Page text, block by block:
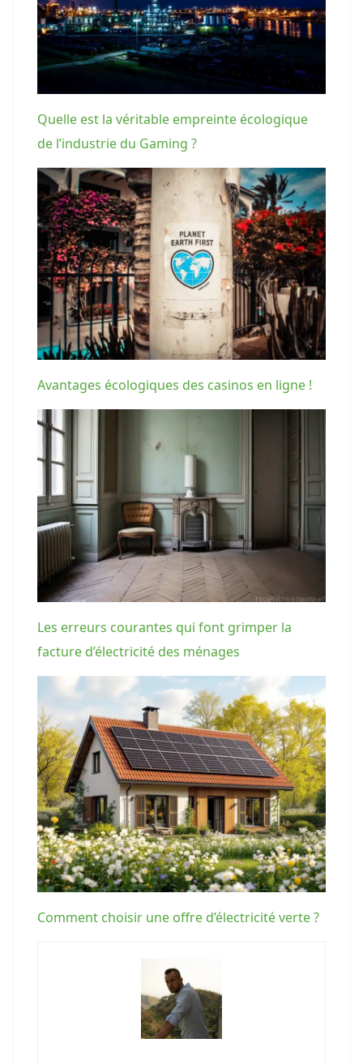
Quelle est la véritable empreinte écologique
de l’industrie du Gaming ?
Avantages écologiques des casinos en ligne !
Les erreurs courantes qui font grimper la
facture d’électricité des ménages
Comment choisir une offre d’électricité verte ?